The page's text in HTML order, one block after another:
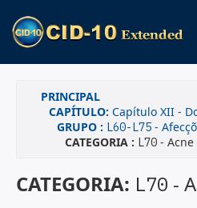
PRINCIPAL
CAPÍTULO: Capítulo XII -
GRUPO : L60-L75 -
CATEGORIA : L70 - Acne
CATEGORIA: L70 -